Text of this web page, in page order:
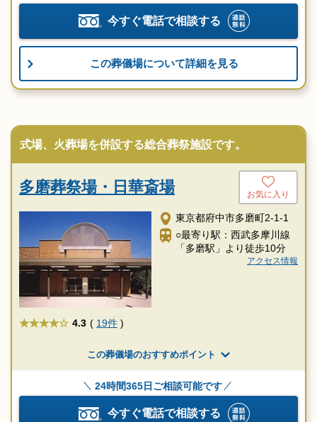
今すぐ電話で相談する
この葬儀場について詳細を見る
式場、火葬場を併設する総合葬祭施設です。
多磨葬祭場・日華斎場 お気に入り
東京都府中市多磨町2-1-1
○最寄り駅：西武多摩川線
「多磨駅」より徒歩10分
アクセス情報
★★★★ 4.3 ( 19件 )
この葬儀場のおすすめポイント
24時間365日ご相談可能です
今すぐ電話で相談する